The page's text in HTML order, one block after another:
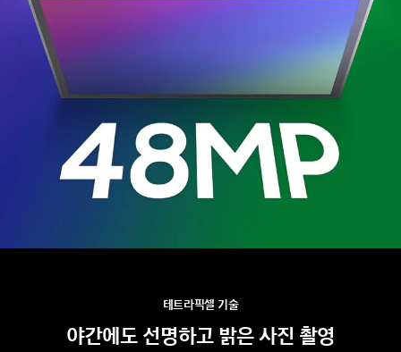
테트라픽셀 기술
야간에도선명하고밝은사진 촬영